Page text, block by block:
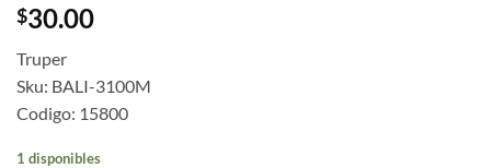
$30.00
Truper
Sku: BALI-3100M
Codigo: 15800
1 disponibles